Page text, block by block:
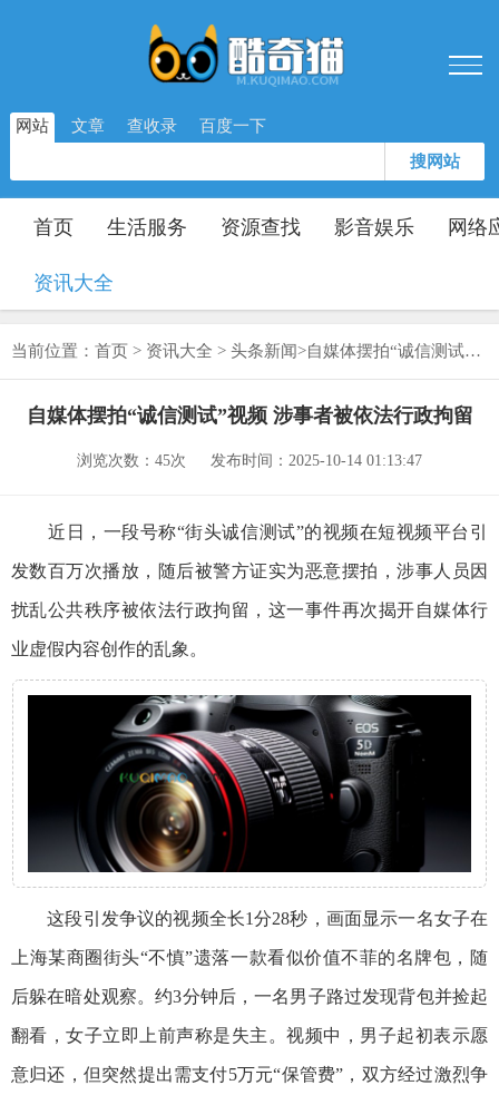
网站 文章 查收录 百度一下
搜网站
首页 生活服务 资源查找 影音娱乐 网络
资讯大全
当前位置： 首页 > 资讯大全 > 头条新闻>自媒体摆拍“诚信测试”视频 涉事者被依法行政拘留
自媒体摆拍“诚信测试”视频 涉事者被依法行政拘留
浏览次数：45次 发布时间：2025-10-14 01:13:47
近日，一段号称“街头诚信测试”的视频在短视频平台引
发数百万次播放，随后被警方证实为恶意摆拍，涉事人员因
扰乱公共秩序被依法行政拘留，这一事件再次揭开自媒体行
业虚假内容创作的乱象。
这段引发争议的视频全长1分28秒，画面显示一名女子在
上海某商圈街头“不慎”遗落一款看似价值不菲的名牌包，随
后躲在暗处观察。约3分钟后，一名男子路过发现背包并捡起
翻看，女子立即上前声称是失主。视频中，男子起初表示愿
意归还，但突然提出需支付5万元“保管费”，双方经过激烈争